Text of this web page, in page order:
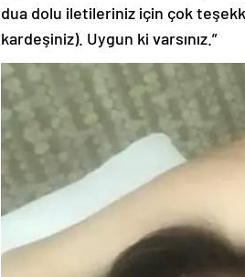
dua dolu iletileriniz için çok
kardeşiniz). Uygun ki varsınız.”